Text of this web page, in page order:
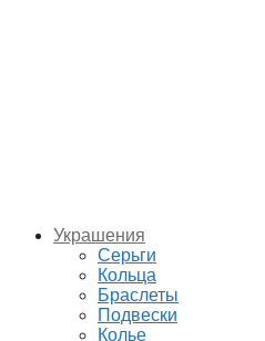
Украшения
Серьги
Кольца
Браслеты
Подвески
Колье